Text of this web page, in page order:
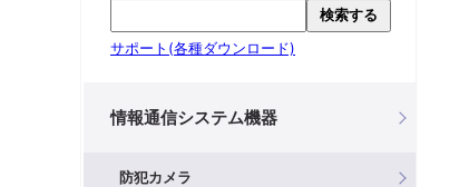
検索する
サポート(各種ダウンロード)
情報通信システム機器
防犯カメラ